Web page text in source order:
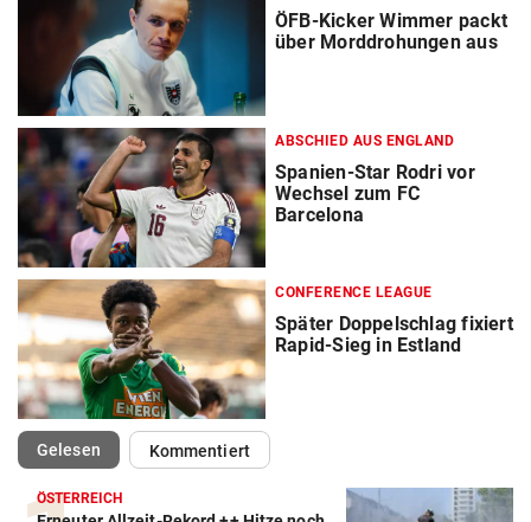
ÖFB-Kicker Wimmer packt
über Morddrohungen aus
ABSCHIED AUS ENGLAND
Spanien-Star Rodri vor
Wechsel zum FC
Barcelona
CONFERENCE LEAGUE
Später Doppelschlag fixiert
Rapid-Sieg in Estland
Gelesen(ausgewählt)Kommentiert
ÖSTERREICH